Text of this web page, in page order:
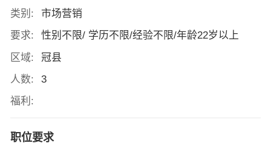
类别:
市场营销
要求:
性别不限/ 学历不限/经验不限/年龄22岁以上
区域:
冠县
人数:
3
福利:
职位要求